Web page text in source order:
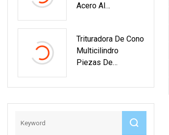
De Repuesto
Acero Al
Repuesto
Cóncavas Para
Trituradora De Cono
Trituradora De Cono
Multicilindro
Piezas De
Contraeje HP3